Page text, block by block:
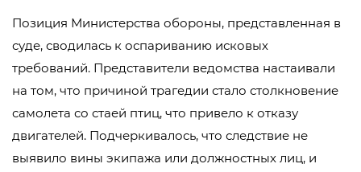
Позиция Министерства обороны, представленная в
суде, сводилась к оспариванию исковых
требований. Представители ведомства настаивали
на том, что причиной трагедии стало столкновение
самолета со стаей птиц, что привело к отказу
двигателей. Подчеркивалось, что следствие не
выявило вины экипажа или должностных лиц, и